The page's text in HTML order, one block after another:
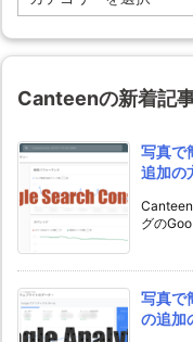
テ
リ
Canteenの新着記
写真で
追加の
グのGoo
写真で
の追加